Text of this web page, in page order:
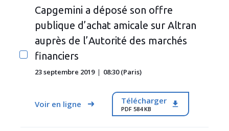
Capgemini a déposé son offre
publique d’achat amicale sur Altran
auprès de l’Autorité des marchés
financiers
23 septembre 2019 08:30 (Paris)
Voir en ligne Télécharger
PDF 584 KB